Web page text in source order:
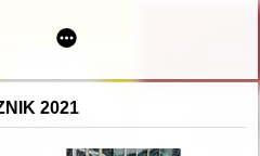
dla Radzymina
2021